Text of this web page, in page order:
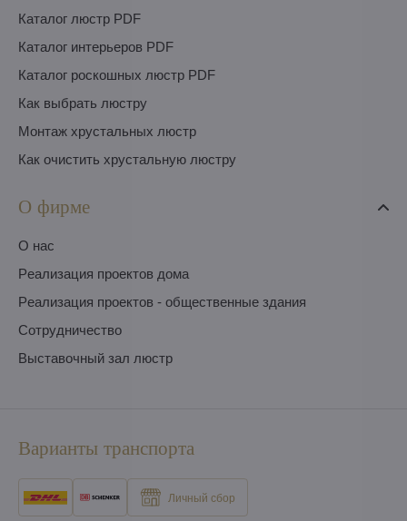
Каталог люстр PDF
Каталог интерьеров PDF
Каталог роскошных люстр PDF
Как выбрать люстру
Монтаж хрустальных люстр
Как очистить хрустальную люстру
О фирме
O нас
Pеализация проектов дома
Pеализация проектов - общественные здания
Сотрудничество
Выставочный зал люстр
Варианты транспорта
Личный сбор